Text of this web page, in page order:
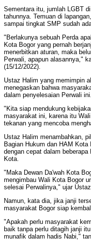
Sementara itu, jumlah LGBT
tahunnya. Temuan di
sampai tingkat SMP sudah
"Berlakunya sebuah Perda
Kota Bogor yang pernah
menerbitkan aturan, maka
Perwali, apapun alasannya,"
(15/12/2022).
Ustaz Halim yang memimpin
menegaskan bahwa
dalam penyelesaian Perwali ini.
"Kita siap mendukung
masyarakat ini, karena itu
tekanan yang mencoba
Ustaz Halim menambahkan,
Bagian Hukum dan HAM
dengan cepat dalam
Kota.
"Maka Dewan Da'wah Kota
mengimbau Wali Kota Bogor
selesai Perwalinya," ujar
Namun, kata dia, jika janji
masyarakat Bogor siap
"Apakah perlu masyarakat
baik tanpa perlu ditagih janji
munafik dalam hadis Nabi,"